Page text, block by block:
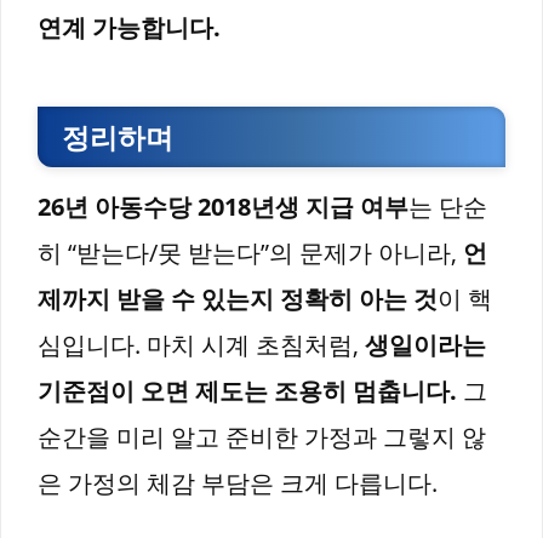
연계 가능합니다.
정리하며
26년 아동수당 2018년생 지급 여부는 단순
히 “받는다/못 받는다”의 문제가 아니라, 언
제까지 받을 수 있는지 정확히 아는 것이 핵
심입니다. 마치 시계 초침처럼, 생일이라는
기준점이 오면 제도는 조용히 멈춥니다. 그
순간을 미리 알고 준비한 가정과 그렇지 않
은 가정의 체감 부담은 크게 다릅니다.